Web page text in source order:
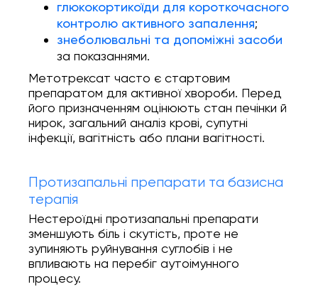
глюкокортикоїди для короткочасного
контролю активного запалення;
знеболювальні та допоміжні засоби
за показаннями.
Метотрексат часто є стартовим
препаратом для активної хвороби. Перед
його призначенням оцінюють стан печінки й
нирок, загальний аналіз крові, супутні
інфекції, вагітність або плани вагітності.
Протизапальні препарати та базисна
терапія
Нестероїдні протизапальні препарати
зменшують біль і скутість, проте не
зупиняють руйнування суглобів і не
впливають на перебіг аутоімунного
процесу.